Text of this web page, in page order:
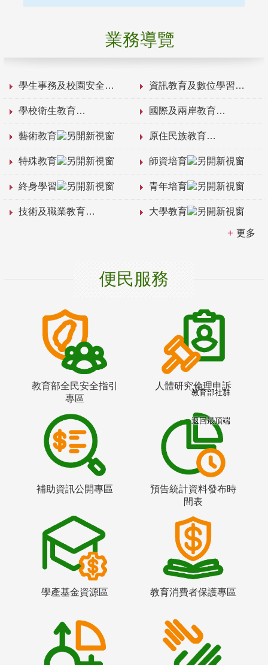
業務導覽
學生事務及校園安全 資訊教育及數位學習
學校衛生教育 國際及兩岸教育
藝術教育 原住民族教育
特殊教育 師資培育
終身學習 青年培育
技術及職業教育 大學教育
更多
便民服務
教育部全民安全指引
專區
人體研究倫理申訴
補助資訊公開專區
預告統計資料發布時
間表
學產基金資源區 教育消費者保護專區
教育部社群
返回最頂端